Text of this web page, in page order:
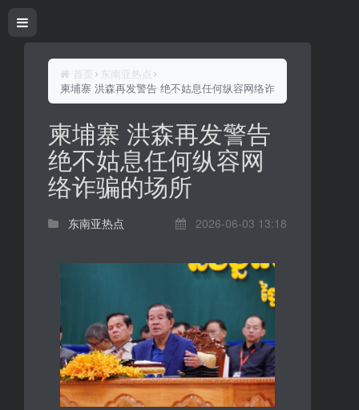
首页
东南亚热点
柬埔寨 洪森再发警告 绝不姑息任何纵容网络诈骗的场所
柬埔寨 洪森再发警告
绝不姑息任何纵容网
络诈骗的场所
东南亚热点 2026-06-03 13:18